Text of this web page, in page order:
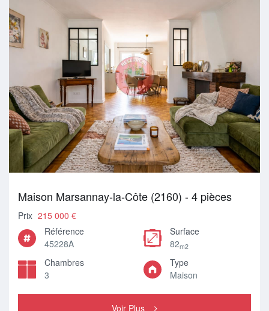
Maison Marsannay-la-Côte (2160) - 4 pièces
Prix 215 000 €
Référence
45228A
Surface
82m2
Chambres
3
Type
Maison
Voir Plus